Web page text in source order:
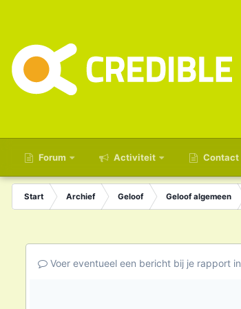
Forum Activiteit Contact
Start Archief Geloof Geloof algemeen
Voer eventueel een bericht bij je rapport in